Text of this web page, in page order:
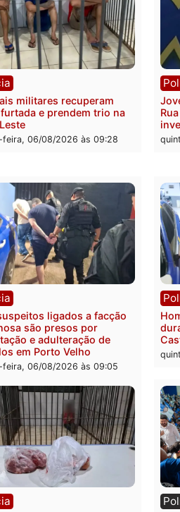
Polícia
Polícia Militar apreende
explosivos e embarcação
durante patrulhamento fluvial no
Polícia
Policiais militares recuperam
moto furtada e prendem trio na
zona Leste